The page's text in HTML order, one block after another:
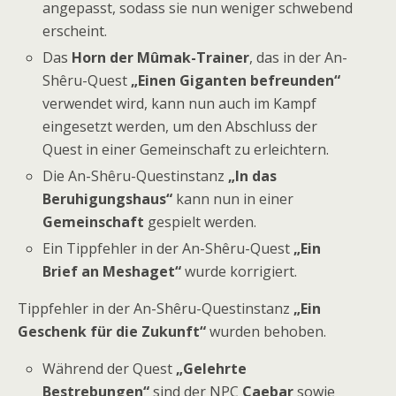
angepasst, sodass sie nun weniger schwebend
erscheint.
Das Horn der Mûmak-Trainer, das in der An-
Shêru-Quest „Einen Giganten befreunden“
verwendet wird, kann nun auch im Kampf
eingesetzt werden, um den Abschluss der
Quest in einer Gemeinschaft zu erleichtern.
Die An-Shêru-Questinstanz „In das
Beruhigungshaus“ kann nun in einer
Gemeinschaft gespielt werden.
Ein Tippfehler in der An-Shêru-Quest „Ein
Brief an Meshaget“wurde korrigiert.
Tippfehler in der An-Shêru-Questinstanz „Ein
Geschenk für die Zukunft“wurden behoben.
Während der Quest „Gelehrte
Bestrebungen“sind der NPC Caebarsowie